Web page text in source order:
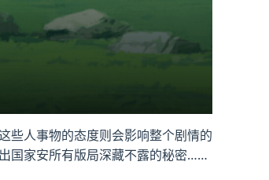
些人事物的态度则会影响整个剧情的
国家安所有版局深藏不露的秘密……